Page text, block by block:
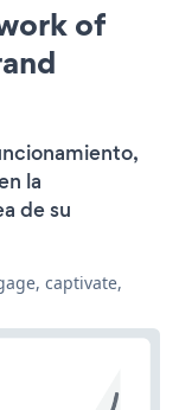
of
la
de su
captivate,